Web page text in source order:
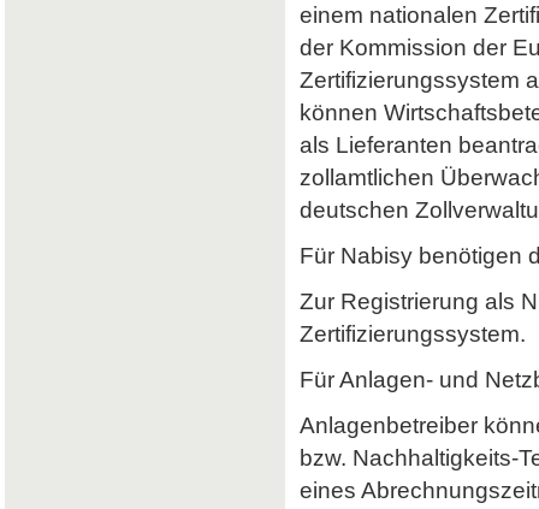
einem nationalen
der Kommission der
Zertifizierungssystem
können
als Lieferanten
zollamtlichen
deutschen
Für Nabisy benötigen
Zur Registrierung als
Zertifizierungssystem.
Für Anlagen- und
Anlagenbetreiber
bzw. Nachhaltigkeits-
eines